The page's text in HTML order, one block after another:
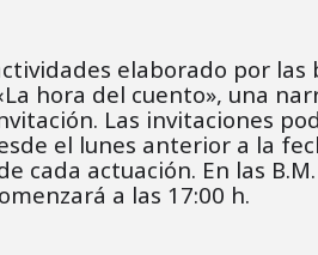
elaborado por las
hora del cuento», una
Las invitaciones
el lunes anterior a la
cada actuación. En las
a las 17:00 h.